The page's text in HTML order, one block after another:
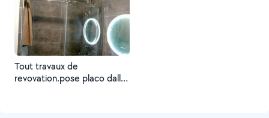
Tout travaux de
revovation.pose placo dalle